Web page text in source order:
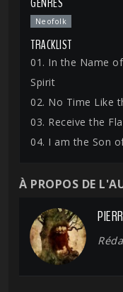
Neofolk
TRACKLIST
01. In the Name
Spirit
02. No Time Like
03. Receive the
04. I am the Son
À PROPOS DE